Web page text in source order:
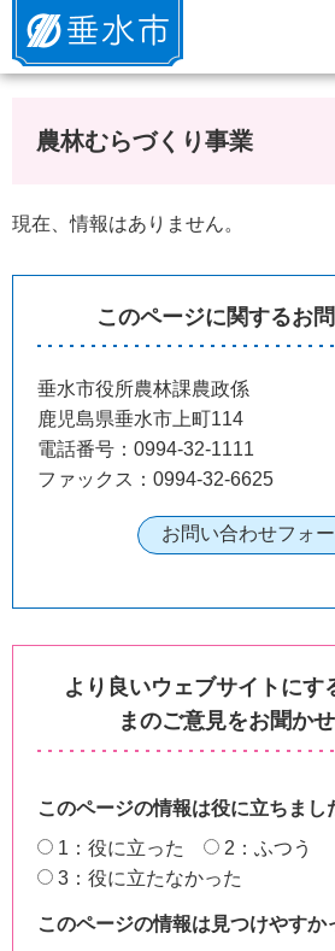
垂水市
農林むらづくり事業
現在、情報はありません。
このページに関するお
垂水市役所農林課農政係
鹿児島県垂水市上町114
電話番号：0994-32-1111
ファックス：0994-32-6625
より良いウェブサイトにす
まのご意見をお聞か
このページの情報は役に立ちまし
1：役に立った
2：ふつう
3：役に立たなかった
このページの情報は見つけやすか